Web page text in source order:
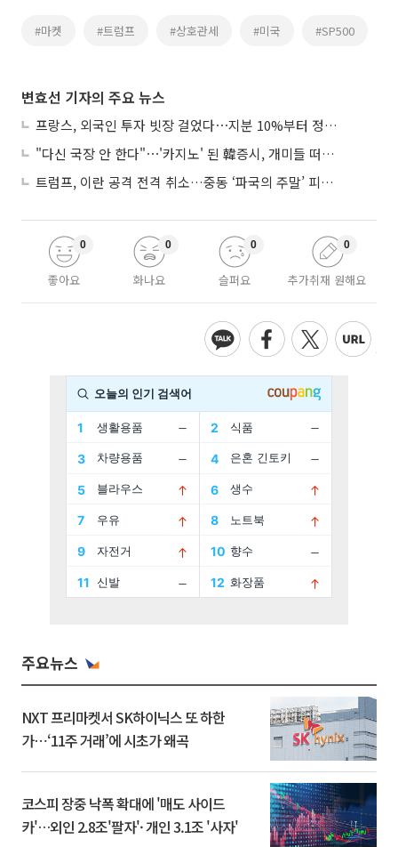
#마켓 #트럼프 #상호관세 #미국 #SP500
변효선 기자의 주요 뉴스
프랑스, 외국인 투자 빗장 걸었다⋯지분 10%부터 정부가 승인
"다신 국장 안 한다"⋯'카지노' 된 韓증시, 개미들 떠난다
트럼프, 이란 공격 전격 취소…중동 ‘파국의 주말’ 피했다
좋아요
0
화나요
0
슬퍼요
0
추가취재 원해요
0
주요뉴스
NXT 프리마켓서 SK하이닉스 또 하한
가⋯‘11주 거래’에 시초가 왜곡
코스피 장중 낙폭 확대에 '매도 사이드
카'…외인 2.8조'팔자'· 개인 3.1조 '사자'